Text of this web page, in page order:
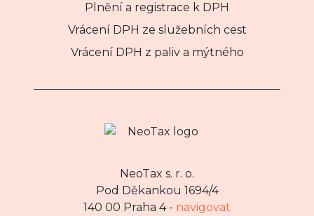
Plnění a registrace k DPH
Vrácení DPH ze služebních cest
Vrácení DPH z paliv a mýtného
NeoTax s. r. o.
Pod Děkankou 1694/4
140 00 Praha 4 - navigovat